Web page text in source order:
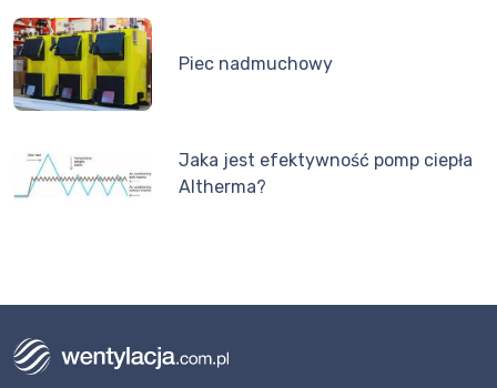
Piec nadmuchowy
Jaka jest efektywność pomp ciepła
Altherma?